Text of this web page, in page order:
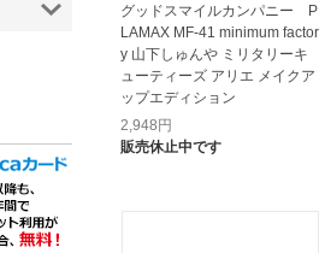
グッドスマイルカンパニー P
LAMAX MF-41 minimum factor
y 山下しゅんや ミリタリーキ
ューティーズ アリエ メイクア
ップエディション
2,948円
販売休止中です